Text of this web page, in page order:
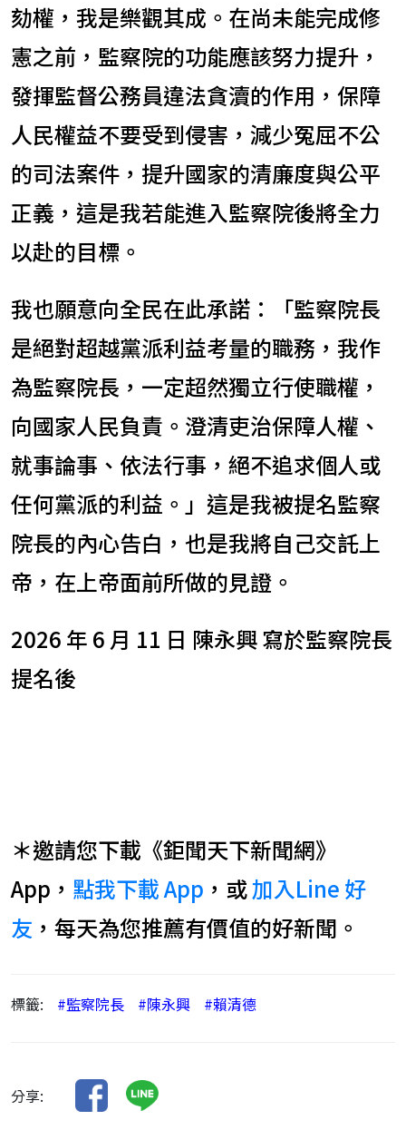
劾權，我是樂觀其成。在尚未能完成修
憲之前，監察院的功能應該努力提升，
發揮監督公務員違法貪瀆的作用，保障
人民權益不要受到侵害，減少冤屈不公
的司法案件，提升國家的清廉度與公平
正義，這是我若能進入監察院後將全力
以赴的目標。
我也願意向全民在此承諾：「監察院長
是絕對超越黨派利益考量的職務，我作
為監察院長，一定超然獨立行使職權，
向國家人民負責。澄清吏治保障人權、
就事論事、依法行事，絕不追求個人或
任何黨派的利益。」這是我被提名監察
院長的內心告白，也是我將自己交託上
帝，在上帝面前所做的見證。
2026 年 6 月 11 日 陳永興 寫於監察院長
提名後
＊邀請您下載《鉅聞天下新聞網》
App， 點我下載 App ，或加入Line 好
友 ，每天為您推薦有價值的好新聞。
標籤: #監察院長 #陳永興 #賴清德
分享: